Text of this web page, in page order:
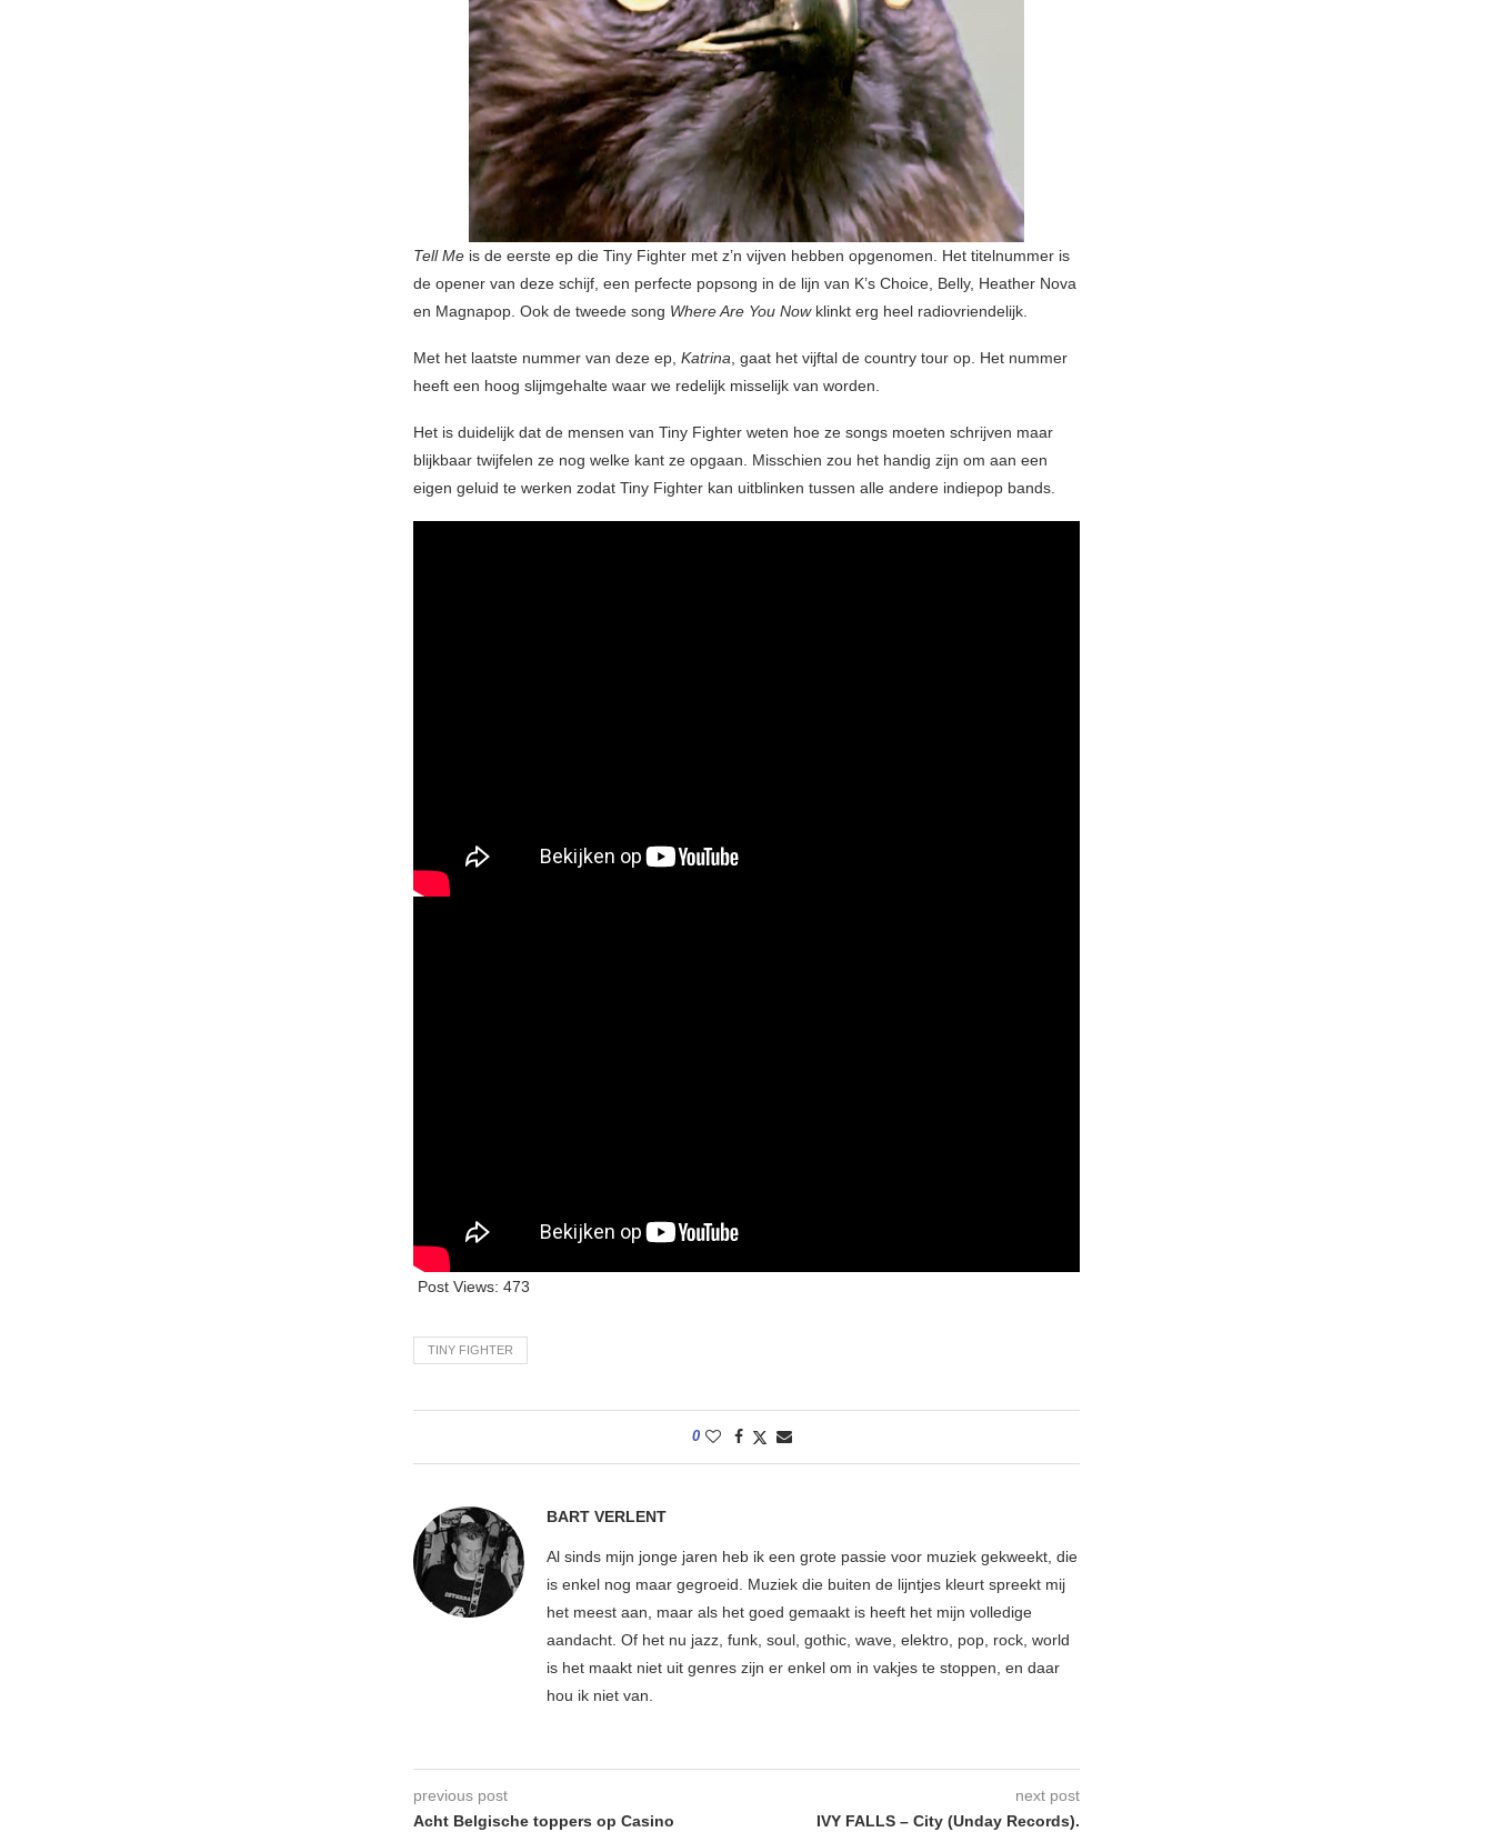
Tell Me is de eerste ep die Tiny Fighter met z’n vijven hebben opgenomen. Het titelnummer is
de opener van deze schijf, een perfecte popsong in de lijn van K’s Choice, Belly, Heather Nova
en Magnapop. Ook de tweede song Where Are You Nowklinkt erg heel radiovriendelijk.
Met het laatste nummer van deze ep, Katrina, gaat het vijftal de country tour op. Het nummer
heeft een hoog slijmgehalte waar we redelijk misselijk van worden.
Het is duidelijk dat de mensen van Tiny Fighter weten hoe ze songs moeten schrijven maar
blijkbaar twijfelen ze nog welke kant ze opgaan. Misschien zou het handig zijn om aan een
eigen geluid te werken zodat Tiny Fighter kan uitblinken tussen alle andere indiepop bands.
Post Views: 473
TINY FIGHTER
0
BART VERLENT
Al sinds mijn jonge jaren heb ik een grote passie voor muziek gekweekt, die
is enkel nog maar gegroeid. Muziek die buiten de lijntjes kleurt spreekt mij
het meest aan, maar als het goed gemaakt is heeft het mijn volledige
aandacht. Of het nu jazz, funk, soul, gothic, wave, elektro, pop, rock, world
is het maakt niet uit genres zijn er enkel om in vakjes te stoppen, en daar
hou ik niet van.
previous post
Acht Belgische toppers op Casino
next post
IVY FALLS – City (Unday Records).